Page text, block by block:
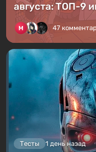
августа: ТОП-9
47
Тесты 1 день назад